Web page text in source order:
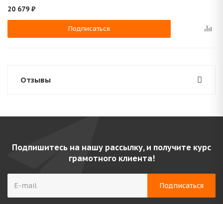
20 679 ₽
Подписаться
Отзывы
Подпишитесь на нашу рассылку, и получите курс
грамотного клиента!